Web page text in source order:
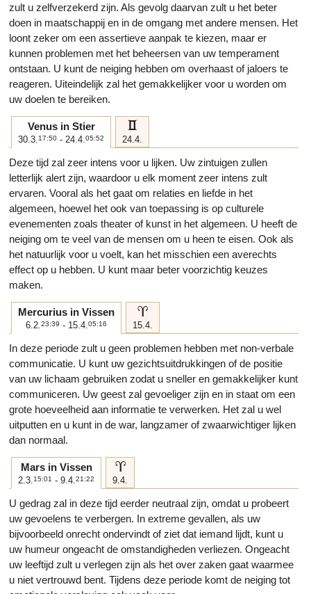
zult u zelfverzekerd zijn. Als gevolg daarvan zult u het beter
doen in maatschappij en in de omgang met andere mensen. Het
loont zeker om een assertieve aanpak te kiezen, maar er
kunnen problemen met het beheersen van uw temperament
ontstaan. U kunt de neiging hebben om overhaast of jaloers te
reageren. Uiteindelijk zal het gemakkelijker voor u worden om
uw doelen te bereiken.
Venus in Stier
30.3.17:50 - 24.4.05:52
c
24.4.
Deze tijd zal zeer intens voor u lijken. Uw zintuigen zullen
letterlijk alert zijn, waardoor u elk moment zeer intens zult
ervaren. Vooral als het gaat om relaties en liefde in het
algemeen, hoewel het ook van toepassing is op culturele
evenementen zoals theater of kunst in het algemeen. U heeft de
neiging om te veel van de mensen om u heen te eisen. Ook als
het natuurlijk voor u voelt, kan het misschien een averechts
effect op u hebben. U kunt maar beter voorzichtig keuzes
maken.
Mercurius in Vissen
6.2.23:39 - 15.4.05:16
a
15.4.
In deze periode zult u geen problemen hebben met non-verbale
communicatie. U kunt uw gezichtsuitdrukkingen of de positie
van uw lichaam gebruiken zodat u sneller en gemakkelijker kunt
communiceren. Uw geest zal gevoeliger zijn en in staat om een
grote hoeveelheid aan informatie te verwerken. Het zal u wel
uitputten en u kunt in de war, langzamer of zwaarwichtiger lijken
dan normaal.
Mars in Vissen
2.3.15:01 - 9.4.21:22
a
9.4.
U gedrag zal in deze tijd eerder neutraal zijn, omdat u probeert
uw gevoelens te verbergen. In extreme gevallen, als uw
bijvoorbeeld onrecht ondervindt of ziet dat iemand lijdt, kunt u
uw humeur ongeacht de omstandigheden verliezen. Ongeacht
uw leeftijd zult u verlegen zijn als het over zaken gaat waarmee
u niet vertrouwd bent. Tijdens deze periode komt de neiging tot